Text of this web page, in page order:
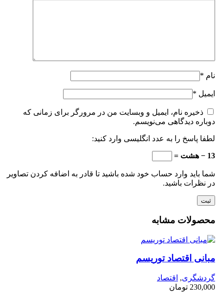
نام *
ایمیل *
ذخیره نام، ایمیل و وبسایت من در مرورگر برای زمانی که
دوباره دیدگاهی می‌نویسم.
لطفا پاسخ را به عدد انگلیسی وارد کنید:
13 − هشت =
شما باید وارد حساب خود شده باشید تا قادر به اضافه کردن تصاویر
در نظرات باشید.
محصولات مشابه
مبانی اقتصاد توریسم
گردشگری, اقتصاد
230,000 تومان